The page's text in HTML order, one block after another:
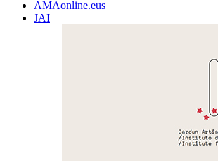
AMAonline.eus
JAI